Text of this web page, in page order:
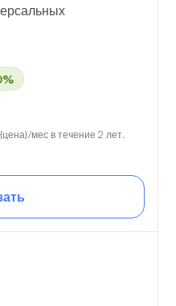
мес в течение 2 лет.